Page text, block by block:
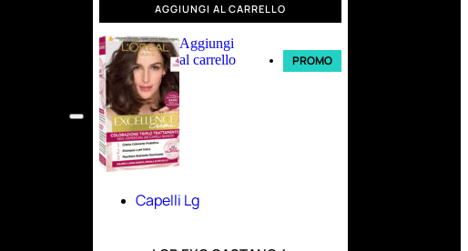
AGGIUNGI AL CARRELLO
Aggiungi
al carrello
PROMO
Capelli Lg